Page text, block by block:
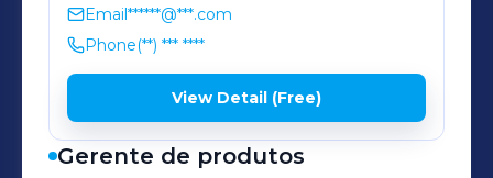
Email******@***.com
Phone(**) *** ****
View Detail (Free)
Gerente de produtos